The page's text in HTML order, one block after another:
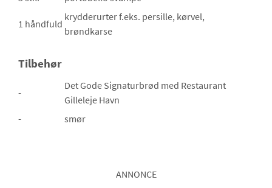
1 håndfuld
krydderurterf.eks. persille, kørvel,
brøndkarse
Tilbehør
-
Det Gode Signaturbrød med Restaurant
Gilleleje Havn
-
smør
ANNONCE